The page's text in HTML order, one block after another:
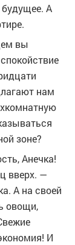
будущее. А
вы
нам
зоне?
Анечка!
вверх. —
А на своей
овощи,
И